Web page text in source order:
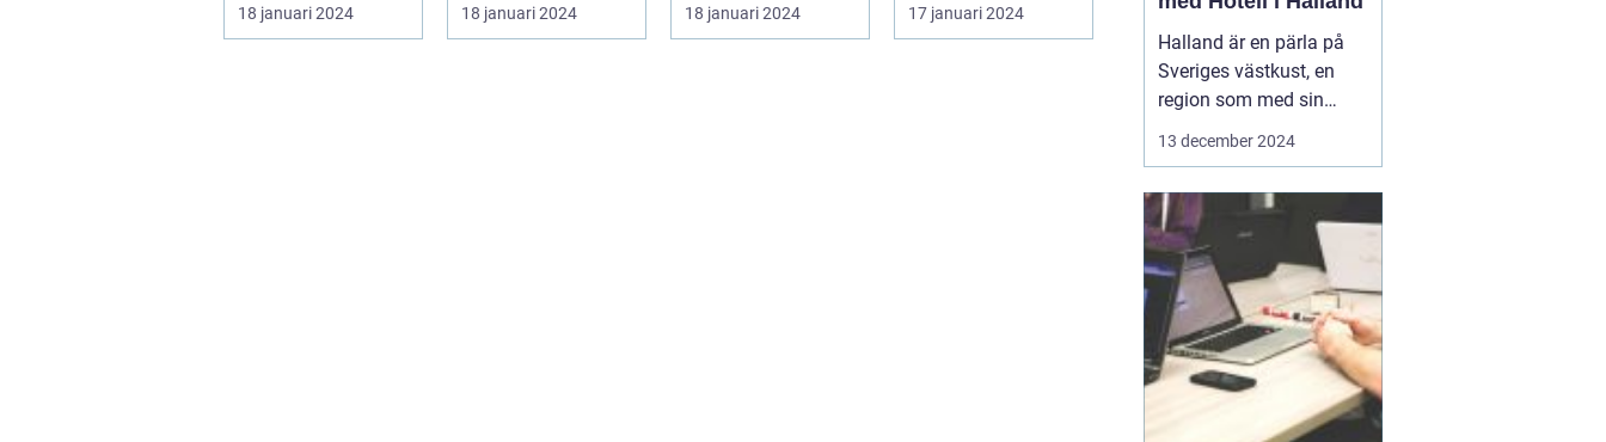
drömmer om.
18 januari 2024
miljontals männ...
18 januari 2024 18 januari 2024
historiska a...
17 januari 2024
Halland är en pärla på
Sveriges västkust, en
region som med sin
unika kustlinje,
såväl naturälskare som
kulturintresserade
besökare. I denna del
av...
13 december 2024